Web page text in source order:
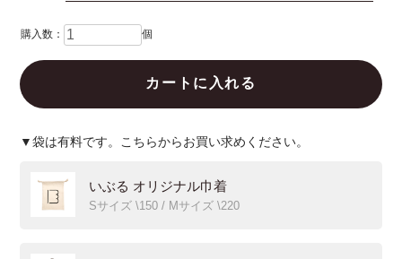
購入数： 個
▼袋は有料です。こちらからお買い求めください。
いぶる オリジナル巾着
Sサイズ \150 / Mサイズ \220